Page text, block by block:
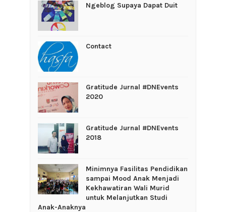
Ngeblog Supaya Dapat Duit
Contact
Gratitude Jurnal #DNEvents
2020
Gratitude Jurnal #DNEvents
2018
‎Minimnya Fasilitas Pendidikan
sampai Mood Anak Menjadi
Kekhawatiran Wali Murid
untuk Melanjutkan Studi
Anak-Anaknya